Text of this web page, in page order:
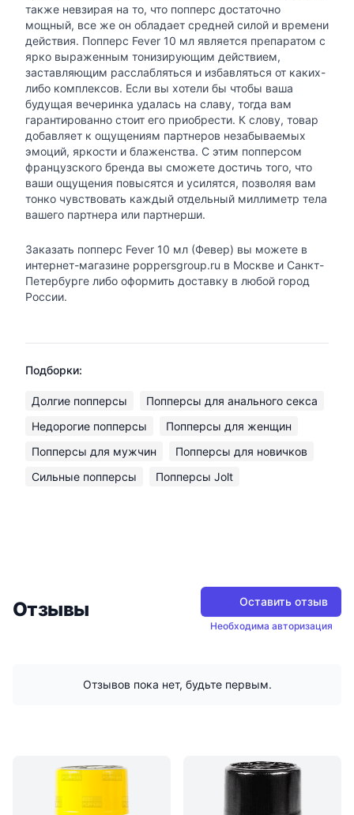
также невзирая на то, что попперс достаточно
мощный, все же он обладает средней силой и времени
действия. Попперс Fever 10 мл является препаратом с
ярко выраженным тонизирующим действием,
заставляющим расслабляться и избавляться от каких-
либо комплексов. Если вы хотели бы чтобы ваша
будущая вечеринка удалась на славу, тогда вам
гарантированно стоит его приобрести. К слову, товар
добавляет к ощущениям партнеров незабываемых
эмоций, яркости и блаженства. С этим попперсом
французского бренда вы сможете достичь того, что
ваши ощущения повысятся и усилятся, позволяя вам
тонко чувствовать каждый отдельный миллиметр тела
вашего партнера или партнерши.
Заказать попперс Fever 10 мл (Февер) вы можете в
интернет-магазине poppersgroup.ru в Москве и Санкт-
Петербурге либо оформить доставку в любой город
России.
Подборки:
Долгие попперсы
Попперсы для анального секса
Недорогие попперсы
Попперсы для женщин
Попперсы для мужчин
Попперсы для новичков
Сильные попперсы
Попперсы Jolt
Отзывы Оставить отзыв
Необходима авторизация
Отзывов пока нет, будьте первым.